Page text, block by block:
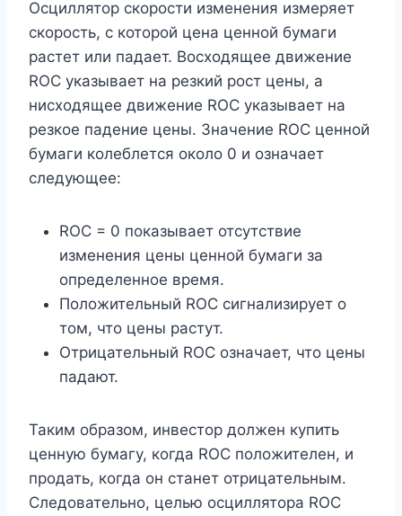
Осциллятор скорости изменения измеряет
скорость, с которой цена ценной бумаги
растет или падает. Восходящее движение
ROC указывает на резкий рост цены, а
нисходящее движение ROC указывает на
резкое падение цены. Значение ROC ценной
бумаги колеблется около 0 и означает
следующее:
ROC = 0 показывает отсутствие
изменения цены ценной бумаги за
определенное время.
Положительный ROC сигнализирует о
том, что цены растут.
Отрицательный ROC означает, что цены
падают.
Таким образом, инвестор должен купить
ценную бумагу, когда ROC положителен, и
продать, когда он станет отрицательным.
Следовательно, целью осциллятора ROC